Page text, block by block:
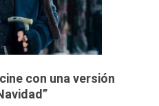
con una versión